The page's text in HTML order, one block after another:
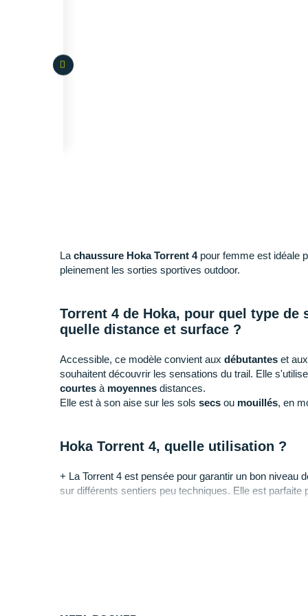
La chaussure Hoka Torrent 4pour femme est idéale
pleinement les sorties sportives outdoor.
Torrent 4 de Hoka, pour quel type de
quelle distance et surface ?
Accessible, ce modèle convient aux débutantes et
souhaitent découvrir les sensations du trail. Elle
courtes à moyennes distances.
Elle est à son aise sur les sols secs ou mouillés, en
Hoka Torrent 4, quelle utilisation ?
+ La Torrent 4 est pensée pour garantir un bon niveau
sur différents sentiers peu techniques. Elle est parfaite